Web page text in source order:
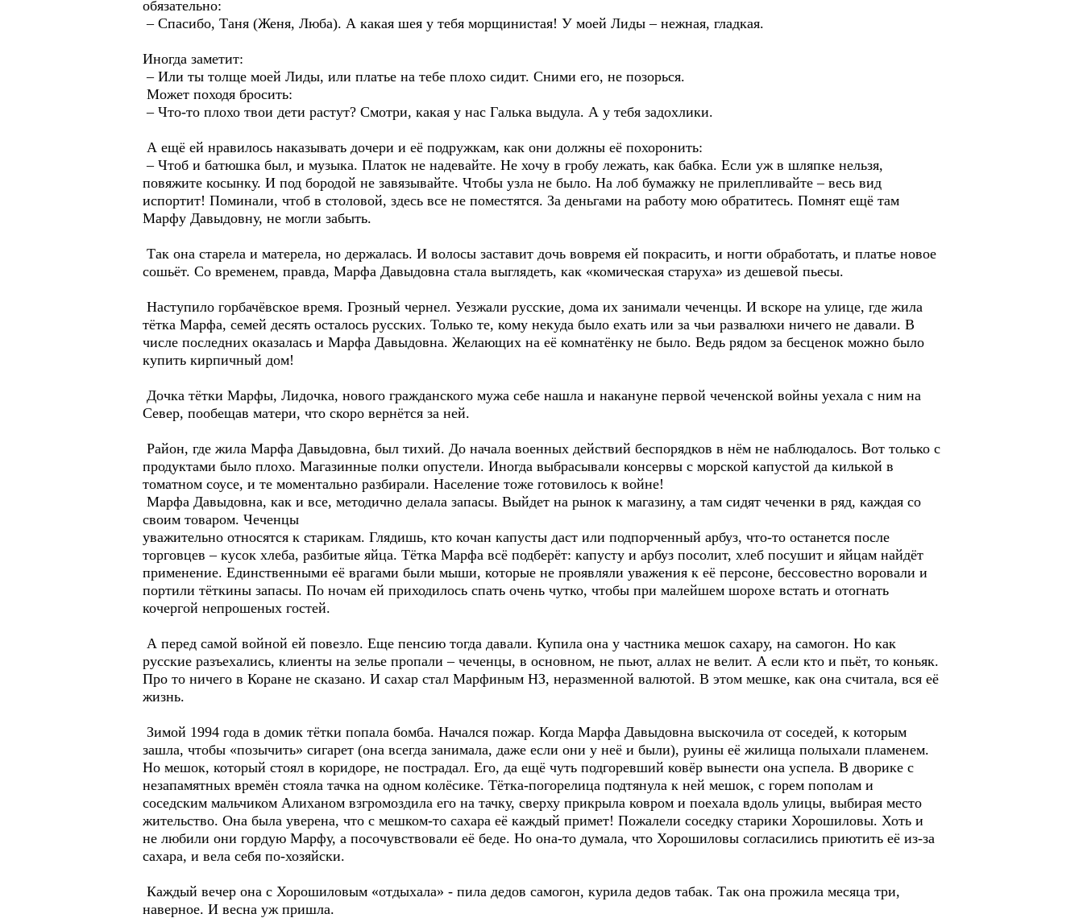
обязательно:
– Спасибо, Таня (Женя, Люба). А какая шея у тебя морщинистая! У моей Лиды – нежная, гладкая.
Иногда заметит:
– Или ты толще моей Лиды, или платье на тебе плохо сидит. Сними его, не позорься.
Может походя бросить:
– Что-то плохо твои дети растут? Смотри, какая у нас Галька выдула. А у тебя задохлики.
А ещё ей нравилось наказывать дочери и её подружкам, как они должны её похоронить:
– Чтоб и батюшка был, и музыка. Платок не надевайте. Не хочу в гробу лежать, как бабка. Если уж в шляпке нельзя,
повяжите косынку. И под бородой не завязывайте. Чтобы узла не было. На лоб бумажку не прилепливайте – весь вид
испортит! Поминали, чтоб в столовой, здесь все не поместятся. За деньгами на работу мою обратитесь. Помнят ещё там
Марфу Давыдовну, не могли забыть.
Так она старела и матерела, но держалась. И волосы заставит дочь вовремя ей покрасить, и ногти обработать, и платье новое
сошьёт. Со временем, правда, Марфа Давыдовна стала выглядеть, как «комическая старуха» из дешевой пьесы.
Наступило горбачёвское время. Грозный чернел. Уезжали русские, дома их занимали чеченцы. И вскоре на улице, где жила
тётка Марфа, семей десять осталось русских. Только те, кому некуда было ехать или за чьи развалюхи ничего не давали. В
числе последних оказалась и Марфа Давыдовна. Желающих на её комнатёнку не было. Ведь рядом за бесценок можно было
купить кирпичный дом!
Дочка тётки Марфы, Лидочка, нового гражданского мужа себе нашла и накануне первой чеченской войны уехала с ним на
Север, пообещав матери, что скоро вернётся за ней.
Район, где жила Марфа Давыдовна, был тихий. До начала военных действий беспорядков в нём не наблюдалось. Вот только с
продуктами было плохо. Магазинные полки опустели. Иногда выбрасывали консервы с морской капустой да килькой в
томатном соусе, и те моментально разбирали. Население тоже готовилось к войне!
Марфа Давыдовна, как и все, методично делала запасы. Выйдет на рынок к магазину, а там сидят чеченки в ряд, каждая со
своим товаром. Чеченцы
уважительно относятся к старикам. Глядишь, кто кочан капусты даст или подпорченный арбуз, что-то останется после
торговцев – кусок хлеба, разбитые яйца. Тётка Марфа всё подберёт: капусту и арбуз посолит, хлеб посушит и яйцам найдёт
применение. Единственными её врагами были мыши, которые не проявляли уважения к её персоне, бессовестно воровали и
портили тёткины запасы. По ночам ей приходилось спать очень чутко, чтобы при малейшем шорохе встать и отогнать
кочергой непрошеных гостей.
А перед самой войной ей повезло. Еще пенсию тогда давали. Купила она у частника мешок сахару, на самогон. Но как
русские разъехались, клиенты на зелье пропали – чеченцы, в основном, не пьют, аллах не велит. А если кто и пьёт, то коньяк.
Про то ничего в Коране не сказано. И сахар стал Марфиным НЗ, неразменной валютой. В этом мешке, как она считала, вся её
жизнь.
Зимой 1994 года в домик тётки попала бомба. Начался пожар. Когда Марфа Давыдовна выскочила от соседей, к которым
зашла, чтобы «позычить» сигарет (она всегда занимала, даже если они у неё и были), руины её жилища полыхали пламенем.
Но мешок, который стоял в коридоре, не пострадал. Его, да ещё чуть подгоревший ковёр вынести она успела. В дворике с
незапамятных времён стояла тачка на одном колёсике. Тётка-погорелица подтянула к ней мешок, с горем пополам и
соседским мальчиком Алиханом взгромоздила его на тачку, сверху прикрыла ковром и поехала вдоль улицы, выбирая место
жительство. Она была уверена, что с мешком-то сахара её каждый примет! Пожалели соседку старики Хорошиловы. Хоть и
не любили они гордую Марфу, а посочувствовали её беде. Но она-то думала, что Хорошиловы согласились приютить её из-за
сахара, и вела себя по-хозяйски.
Каждый вечер она с Хорошиловым «отдыхала» - пила дедов самогон, курила дедов табак. Так она прожила месяца три,
наверное. И весна уж пришла.